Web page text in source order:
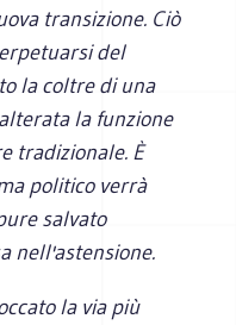
transizione. Ciò
del
la coltre di una
la funzione
tradizionale. È
politico verrà
salvato
nell'astensione.
la via più